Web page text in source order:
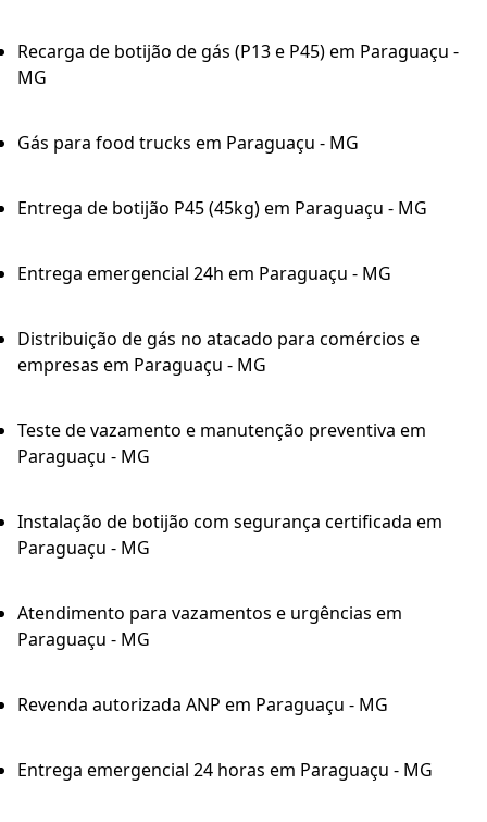
Recarga de botijão de gás (P13 e P45) em Paraguaçu -
MG
Gás para food trucks em Paraguaçu - MG
Entrega de botijão P45 (45kg) em Paraguaçu - MG
Entrega emergencial 24h em Paraguaçu - MG
Distribuição de gás no atacado para comércios e
empresas em Paraguaçu - MG
Teste de vazamento e manutenção preventiva em
Paraguaçu - MG
Instalação de botijão com segurança certificada em
Paraguaçu - MG
Atendimento para vazamentos e urgências em
Paraguaçu - MG
Revenda autorizada ANP em Paraguaçu - MG
Entrega emergencial 24 horas em Paraguaçu - MG